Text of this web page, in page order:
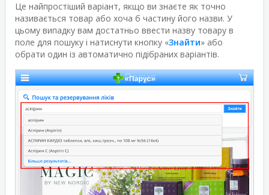
Це найпростіший варіант, якщо ви знаєте як точно
називається товар або хоча б частину його назви. У
цьому випадку вам достатньо ввести назву товару в
поле для пошуку і натиснути кнопку «Знайти» або
обрати один із автоматично підібраних варіантів.